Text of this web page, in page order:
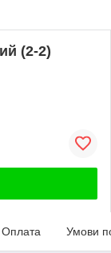
(2-2)
Оплата Умови